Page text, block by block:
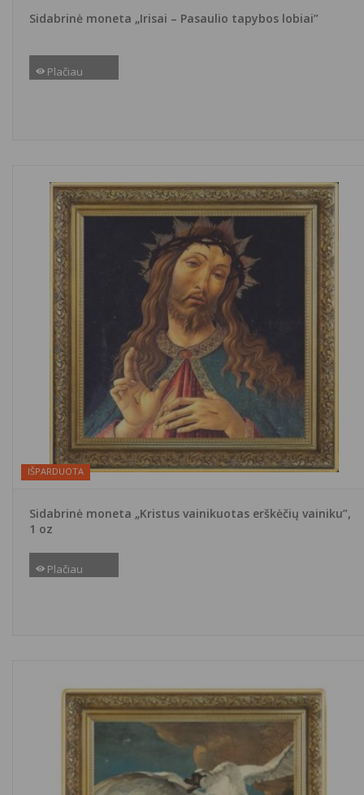
Sidabrinė moneta „Irisai – Pasaulio tapybos lobiai”
Plačiau
IŠPARDUOTA
Sidabrinė moneta „Kristus vainikuotas erškėčių vainiku”,
1 oz
Plačiau